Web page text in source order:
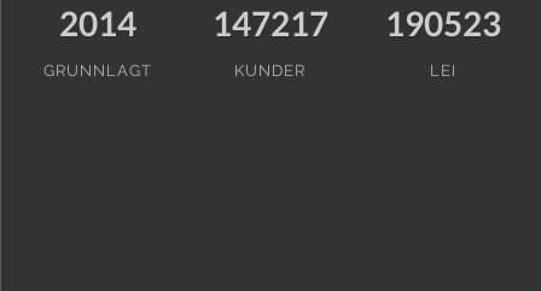
2014
GRUNNLAGT
147217
KUNDER
190523
LEI